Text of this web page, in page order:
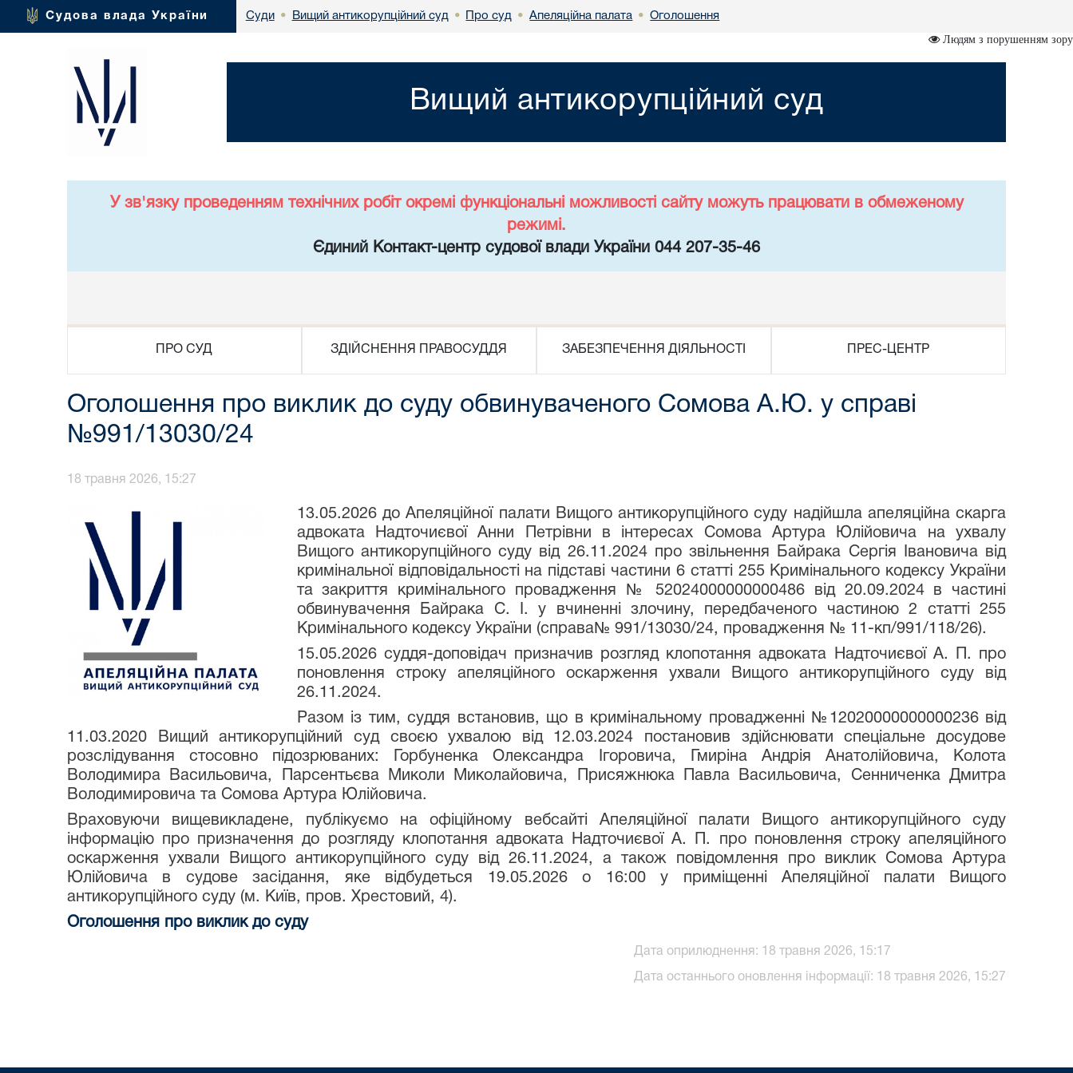
Судова влада України Суди • Вищий антикорупційний суд • Про суд • Апеляційна палата • Оголошення
Людям з порушенням зору
Вищий антикорупційний суд
У зв'язку проведенням технічних робіт окремі функціональні можливості сайту можуть працювати в обмеженому
режимі.
Єдиний Контакт-центр судової влади України 044 207-35-46
ПРО СУД ЗДІЙСНЕННЯ ПРАВОСУДДЯ ЗАБЕЗПЕЧЕННЯ ДІЯЛЬНОСТІ ПРЕС-ЦЕНТР
Оголошення про виклик до суду обвинуваченого Сомова А.Ю. у справі
№991/13030/24
18 травня 2026, 15:27
13.05.2026 до Апеляційної палати Вищого антикорупційного суду надійшла апеляційна скарга
адвоката Надточиєвої Анни Петрівни в інтересах Сомова Артура Юлійовича на ухвалу
Вищого антикорупційного суду від 26.11.2024 про звільнення Байрака Сергія Івановича від
кримінальної відповідальності на підставі частини 6 статті 255 Кримінального кодексу України
та закриття кримінального провадження № 52024000000000486 від 20.09.2024 в частині
обвинувачення Байрака С. І. у вчиненні злочину, передбаченого частиною 2 статті 255
Кримінального кодексу України (справа№ 991/13030/24, провадження № 11-кп/991/118/26).
15.05.2026 суддя-доповідач призначив розгляд клопотання адвоката Надточиєвої А. П. про
поновлення строку апеляційного оскарження ухвали Вищого антикорупційного суду від
26.11.2024.
Разом із тим, суддя встановив, що в кримінальному провадженні №12020000000000236 від
11.03.2020 Вищий антикорупційний суд своєю ухвалою від 12.03.2024 постановив здійснювати спеціальне досудове
розслідування стосовно підозрюваних: Горбуненка Олександра Ігоровича, Гмиріна Андрія Анатолійовича, Колота
Володимира Васильовича, Парсентьєва Миколи Миколайовича, Присяжнюка Павла Васильовича, Сенниченка Дмитра
Володимировича та Сомова Артура Юлійовича.
Враховуючи вищевикладене, публікуємо на офіційному вебсайті Апеляційної палати Вищого антикорупційного суду
інформацію про призначення до розгляду клопотання адвоката Надточиєвої А. П. про поновлення строку апеляційного
оскарження ухвали Вищого антикорупційного суду від 26.11.2024, а також повідомлення про виклик Сомова Артура
Юлійовича в судове засідання, яке відбудеться 19.05.2026 о 16:00 у приміщенні Апеляційної палати Вищого
антикорупційного суду (м. Київ, пров. Хрестовий, 4).
Оголошення про виклик до суду
Дата оприлюднення: 18 травня 2026, 15:17
Дата останнього оновлення інформації: 18 травня 2026, 15:27